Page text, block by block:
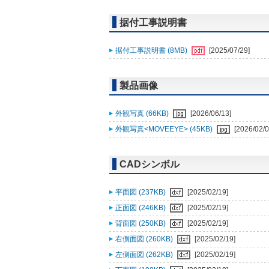
据付工事説明書
据付工事説明書 (8MB) [2025/07/29]
製品画像
外観写真 (66KB)
[2026/06/13]
外観写真<MOVEEYE> (45KB)
[2026/02/
CADシンボル
平面図 (237KB)
[2025/02/19]
正面図 (246KB)
[2025/02/19]
背面図 (250KB)
[2025/02/19]
右側面図 (260KB)
[2025/02/19]
左側面図 (262KB)
[2025/02/19]